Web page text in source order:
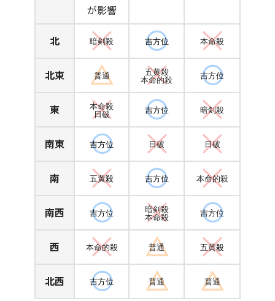
が影響
北 暗剣殺 吉方位 本命殺
北東 普通
五黄殺
本命的殺
吉方位
東
本命殺
日破
吉方位 暗剣殺
南東 吉方位 日破 日破
南 五黄殺 吉方位 本命的殺
南西 吉方位
暗剣殺
本命殺
吉方位
西 本命的殺 普通 五黄殺
北西 吉方位 普通 普通